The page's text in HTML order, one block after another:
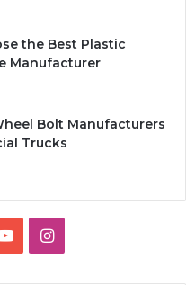
the Best Plastic
Manufacturer
Bolt Manufacturers
Trucks
YouTubeInstagram